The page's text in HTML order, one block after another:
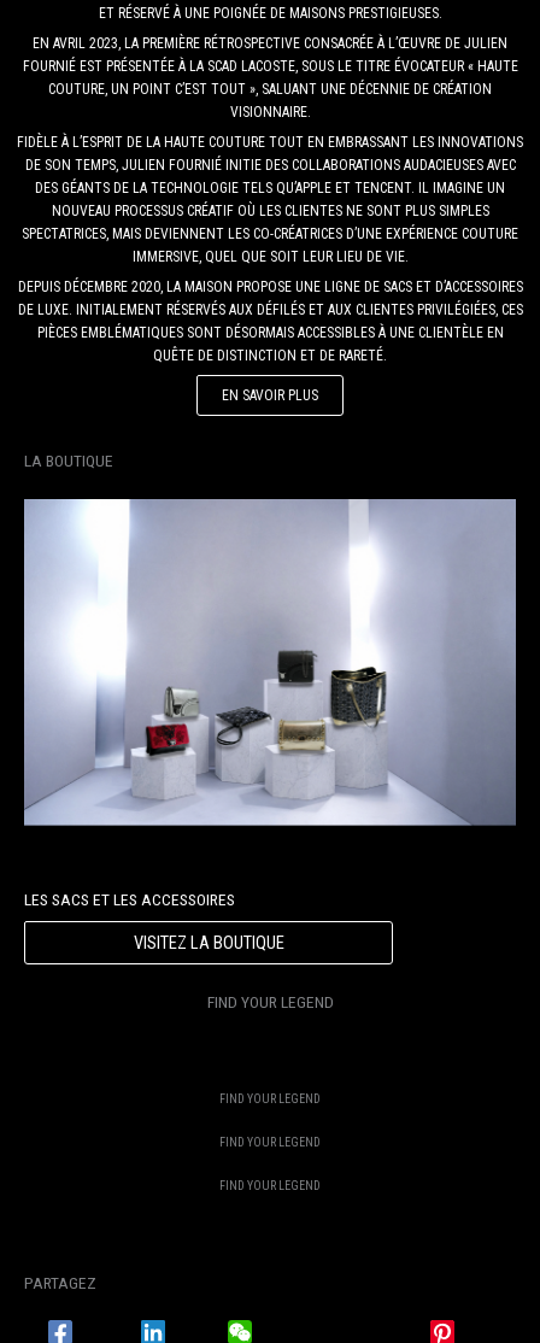
ET RÉSERVÉ À UNE POIGNÉE DE MAISONS PRESTIGIEUSES.
EN AVRIL 2023, LA PREMIÈRE RÉTROSPECTIVE CONSACRÉE À L’ŒUVRE DE JULIEN
FOURNIÉ EST PRÉSENTÉE À LA SCAD LACOSTE, SOUS LE TITRE ÉVOCATEUR « HAUTE
COUTURE, UN POINT C’EST TOUT », SALUANT UNE DÉCENNIE DE CRÉATION
VISIONNAIRE.
FIDÈLE À L’ESPRIT DE LA HAUTE COUTURE TOUT EN EMBRASSANT LES INNOVATIONS
DE SON TEMPS, JULIEN FOURNIÉ INITIE DES COLLABORATIONS AUDACIEUSES AVEC
DES GÉANTS DE LA TECHNOLOGIE TELS QU’APPLE ET TENCENT. IL IMAGINE UN
NOUVEAU PROCESSUS CRÉATIF OÙ LES CLIENTES NE SONT PLUS SIMPLES
SPECTATRICES, MAIS DEVIENNENT LES CO-CRÉATRICES D’UNE EXPÉRIENCE COUTURE
IMMERSIVE, QUEL QUE SOIT LEUR LIEU DE VIE.
DEPUIS DÉCEMBRE 2020, LA MAISON PROPOSE UNE LIGNE DE SACS ET D’ACCESSOIRES
DE LUXE. INITIALEMENT RÉSERVÉS AUX DÉFILÉS ET AUX CLIENTES PRIVILÉGIÉES, CES
PIÈCES EMBLÉMATIQUES SONT DÉSORMAIS ACCESSIBLES À UNE CLIENTÈLE EN
QUÊTE DE DISTINCTION ET DE RARETÉ.
EN SAVOIR PLUS
LA BOUTIQUE
LES SACS ET LES ACCESSOIRES
VISITEZ LA BOUTIQUE
FIND YOUR LEGEND
FIND YOUR LEGEND
FIND YOUR LEGEND
FIND YOUR LEGEND
PARTAGEZ